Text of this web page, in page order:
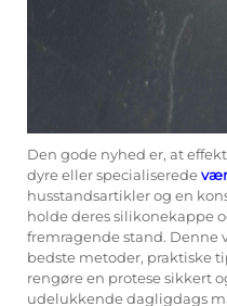
Den gode nyhed er, at
dyre eller specialiserede
husstandsartikler og en
holde deres silikonekappe
fremragende stand.
bedste metoder, praktiske
rengøre en protese sikkert
udelukkende dagligdags